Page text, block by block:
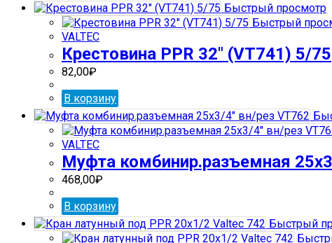
Быстрый просмотр
Быстрый
VALTEC
Крестовина PPR 32″ (VT741) 5/75
82,00₽
В корзину
VALTEC
Муфта комбинир.разъемная
468,00₽
В корзину
Быстрый